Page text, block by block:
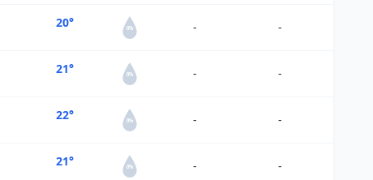
20° 0% - -
21° 0% - -
22° 0% - -
21° 0% - -